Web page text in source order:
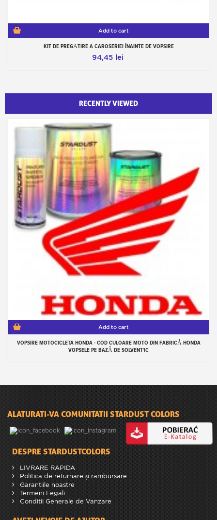
Add to cart
KIT DE PREGĂTIRE A CAROSERIEI ÎNAINTE DE VOPSIRE
94,45 lei
RECENTLY VIEWED
Add to cart
VOPSIRE MOTOCICLETA HONDA - COD CULOARE MOTO DIN FABRICĂ HONDA
VOPSELE PE BAZĂ DE SOLVENT1C
ALATURATI-VA COMUNITATII STARDUST COLORS
DESPRE STARDUSTCOLORS
LIVRARE RAPIDA
Politica de returnare și rambursare
Garantiile noastre
Termeni Legali
Conditii Generale de Vanzare